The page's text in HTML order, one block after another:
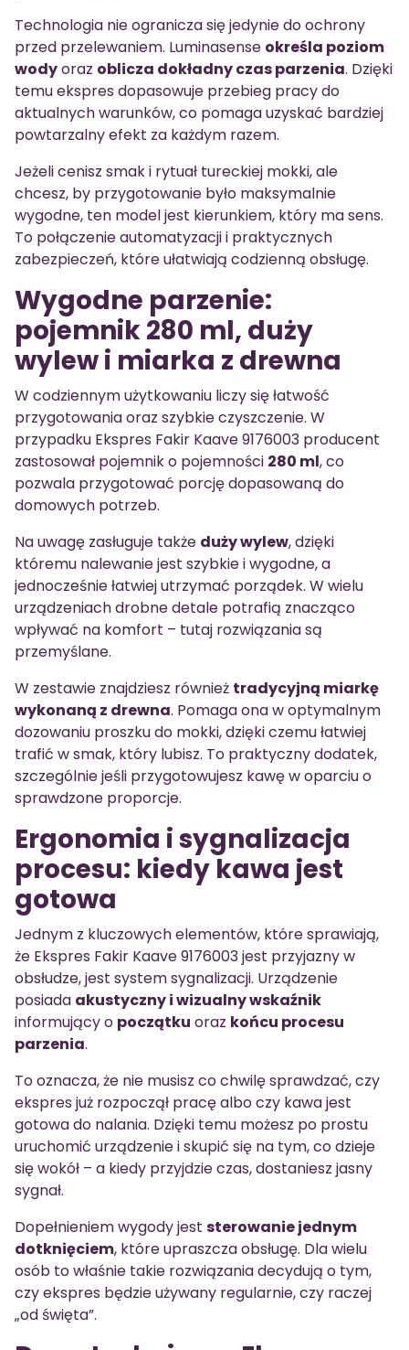
Technologia nie ogranicza się jedynie do ochrony
przed przelewaniem. Luminasense określa poziom
wodyoraz oblicza dokładny czas parzenia. Dzięki
temu ekspres dopasowuje przebieg pracy do
aktualnych warunków, co pomaga uzyskać bardziej
powtarzalny efekt za każdym razem.
Jeżeli cenisz smak i rytuał tureckiej mokki, ale
chcesz, by przygotowanie było maksymalnie
wygodne, ten model jest kierunkiem, który ma sens.
To połączenie automatyzacji i praktycznych
zabezpieczeń, które ułatwiają codzienną obsługę.
Wygodne parzenie:
pojemnik 280 ml, duży
wylew i miarka z drewna
W codziennym użytkowaniu liczy się łatwość
przygotowania oraz szybkie czyszczenie. W
przypadku Ekspres Fakir Kaave 9176003 producent
zastosował pojemnik o pojemności 280 ml, co
pozwala przygotować porcję dopasowaną do
domowych potrzeb.
Na uwagę zasługuje także duży wylew, dzięki
któremu nalewanie jest szybkie i wygodne, a
jednocześnie łatwiej utrzymać porządek. W wielu
urządzeniach drobne detale potrafią znacząco
wpływać na komfort – tutaj rozwiązania są
przemyślane.
W zestawie znajdziesz również tradycyjną miarkę
wykonaną z drewna. Pomaga ona w optymalnym
dozowaniu proszku do mokki, dzięki czemu łatwiej
trafić w smak, który lubisz. To praktyczny dodatek,
szczególnie jeśli przygotowujesz kawę w oparciu o
sprawdzone proporcje.
Ergonomia i sygnalizacja
procesu: kiedy kawa jest
gotowa
Jednym z kluczowych elementów, które sprawiają,
że Ekspres Fakir Kaave 9176003 jest przyjazny w
obsłudze, jest system sygnalizacji. Urządzenie
posiada akustyczny i wizualny wskaźnik
informujący o początku oraz końcu procesu
parzenia.
To oznacza, że nie musisz co chwilę sprawdzać, czy
ekspres już rozpoczął pracę albo czy kawa jest
gotowa do nalania. Dzięki temu możesz po prostu
uruchomić urządzenie i skupić się na tym, co dzieje
się wokół – a kiedy przyjdzie czas, dostaniesz jasny
sygnał.
Dopełnieniem wygody jest sterowanie jednym
dotknięciem, które upraszcza obsługę. Dla wielu
osób to właśnie takie rozwiązania decydują o tym,
czy ekspres będzie używany regularnie, czy raczej
„od święta”.